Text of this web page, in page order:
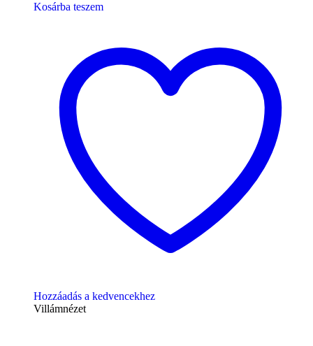
Kosárba teszem
Hozzáadás a kedvencekhez
Villámnézet